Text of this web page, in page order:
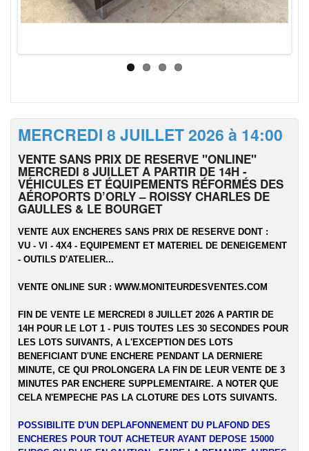
MERCREDI 8 JUILLET 2026 à 14:00
VENTE SANS PRIX DE RESERVE "ONLINE"
MERCREDI 8 JUILLET A PARTIR DE 14H -
VÉHICULES ET ÉQUIPEMENTS RÉFORMÉS DES
AÉROPORTS D’ORLY – ROISSY CHARLES DE
GAULLES & LE BOURGET
VENTE AUX ENCHERES SANS PRIX DE RESERVE DONT :
VU - VI - 4X4 - EQUIPEMENT ET MATERIEL DE DENEIGEMENT
- OUTILS D'ATELIER...
VENTE ONLINE SUR : WWW.MONITEURDESVENTES.COM
FIN DE VENTE LE MERCREDI 8 JUILLET 2026 A PARTIR DE
14H POUR LE LOT 1 - PUIS TOUTES LES 30 SECONDES POUR
LES LOTS SUIVANTS, A L'EXCEPTION DES LOTS
BENEFICIANT D'UNE ENCHERE PENDANT LA DERNIERE
MINUTE, CE QUI PROLONGERA LA FIN DE LEUR VENTE DE 3
MINUTES PAR ENCHERE SUPPLEMENTAIRE. A NOTER QUE
CELA N'EMPECHE PAS LA CLOTURE DES LOTS SUIVANTS.
POSSIBILITE D'UN DEPLAFONNEMENT DU PLAFOND DES
ENCHERES POUR TOUT ACHETEUR AYANT DEPOSE 15000